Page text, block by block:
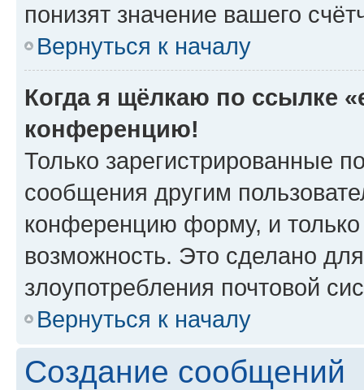
понизят значение вашего
Вернуться к началу
Когда я щёлкаю по ссылке
конференцию!
Только зарегистрированные
сообщения другим
конференцию форму, и
возможность. Это сделано
злоупотребления почтовой
Вернуться к началу
Создание сообщений